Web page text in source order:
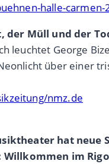
halle-carmen-
der Müll und der
leuchtet George
über einer
nmz.de
hat neue
im